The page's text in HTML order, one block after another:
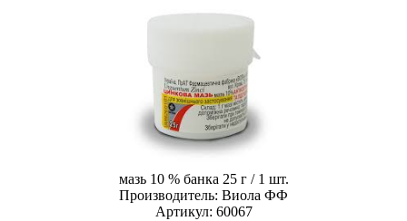
мазь 10 % банка 25 г / 1 шт.
Производитель: Виола ФФ
Артикул: 60067